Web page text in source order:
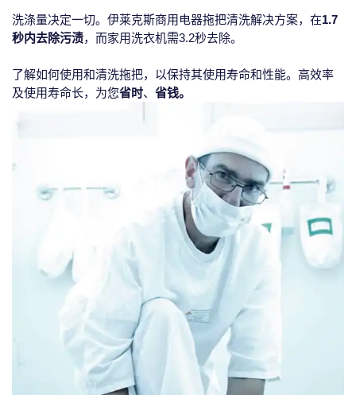
洗涤量决定一切。伊莱克斯商用电器拖把清洗解决方案，在1.7
秒内去除污渍，而家用洗衣机需3.2秒去除。
了解如何使用和清洗拖把，以保持其使用寿命和性能。高效率
及使用寿命长，为您省时、 省钱。